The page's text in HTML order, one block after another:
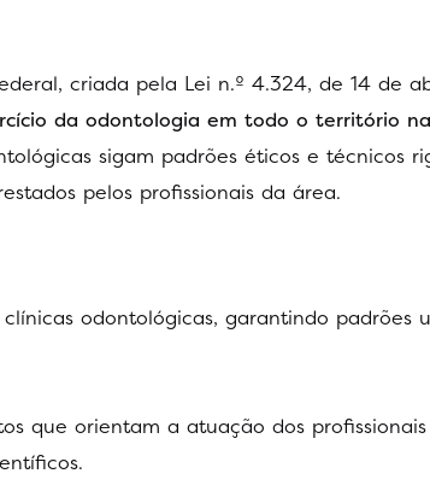
criada pela Lei n.º 4.324, de 14 de
da odontologia em todo o território
sigam padrões éticos e técnicos
pelos profissionais da área.
odontológicas, garantindo padrões
que orientam a atuação dos